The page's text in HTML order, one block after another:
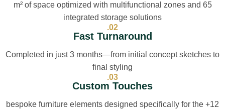
65 m² of space optimized with multifunctional zones and
integrated storage solutions
02.
Fast Turnaround
Completed in just 3 months—from initial concept sketches to
final styling
03.
Custom Touches
12+ bespoke furniture elements designed specifically for the